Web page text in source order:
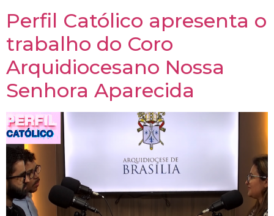
Perfil Católico apresenta o
trabalho do Coro
Arquidiocesano Nossa
Senhora Aparecida